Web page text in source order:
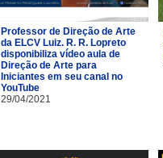
Professor de Direção de Arte
da ELCV Luiz. R. R. Lopreto
disponibiliza vídeo aula de
Direção de Arte para
Iniciantes em seu canal no
YouTube
29/04/2021